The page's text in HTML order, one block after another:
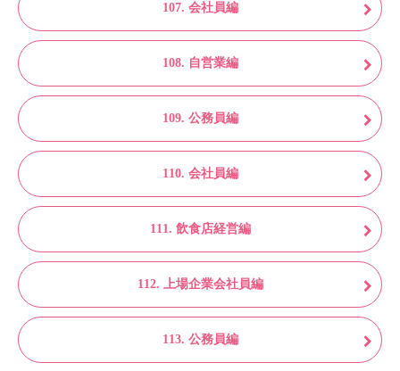
107. 会社員編
108. 自営業編
109. 公務員編
110. 会社員編
111. 飲食店経営編
112. 上場企業会社員編
113. 公務員編